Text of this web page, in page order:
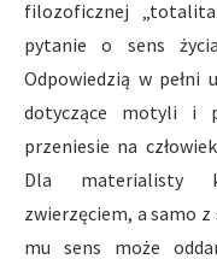
filozoficznej
pytanie o sens
Odpowiedzią w pełni
dotyczące mo­tyli i
przeniesie na
Dla materialisty
zwierzęciem, a samo
mu sens może